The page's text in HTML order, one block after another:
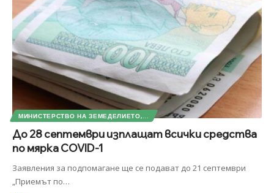
МИНИСТЕРСТВО НА ЗЕМЕДЕЛИЕТО,...
До 28 септември изплащат всички средства
по мярка COVID-1
Заявления за подпомагане ще се подават до 21 септември
„Приемът по…